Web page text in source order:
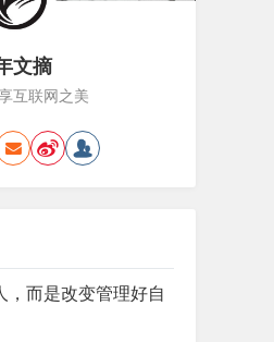
文摘
互联网之美
，而是改变管理好自